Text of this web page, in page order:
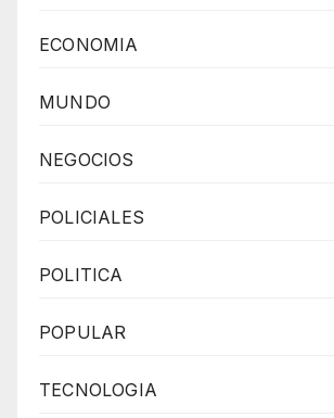
ECONOMIA
MUNDO
NEGOCIOS
POLICIALES
POLITICA
POPULAR
TECNOLOGIA